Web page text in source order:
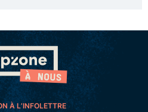
À L’INFOLETTRE